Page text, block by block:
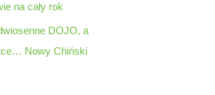
na cały rok
DOJO, a
Nowy Chiński